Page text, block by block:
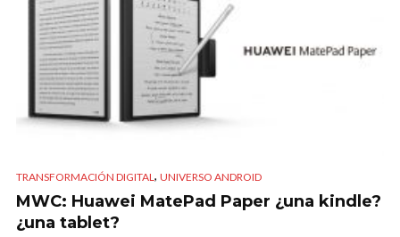
TRANSFORMACIÓN DIGITAL , UNIVERSO ANDROID
MWC: Huawei MatePad Paper ¿una kindle?
¿una tablet?